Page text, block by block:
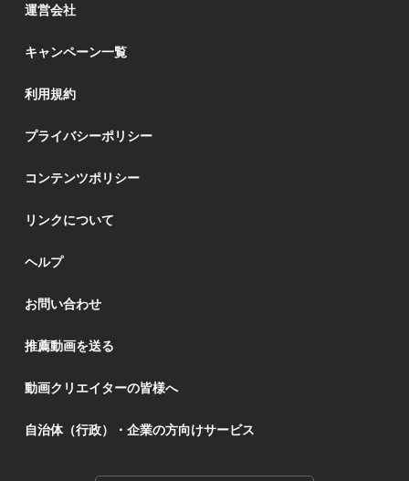
運営会社
キャンペーン一覧
利用規約
プライバシーポリシー
コンテンツポリシー
リンクについて
ヘルプ
お問い合わせ
推薦動画を送る
動画クリエイターの皆様へ
自治体（行政）・企業の方向けサービス